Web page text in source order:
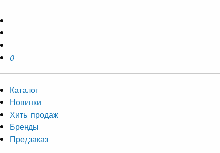
0
Каталог
Новинки
Хиты продаж
Бренды
Предзаказ